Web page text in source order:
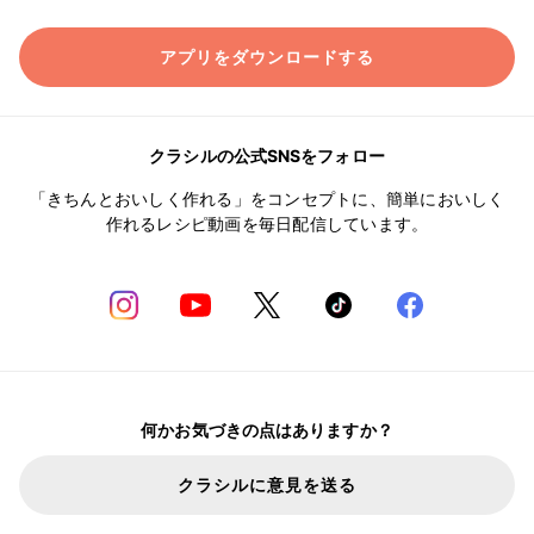
アプリをダウンロードする
クラシルの公式SNSをフォロー
「きちんとおいしく作れる」をコンセプトに、簡単においしく
作れるレシピ動画を毎日配信しています。
何かお気づきの点はありますか？
クラシルに意見を送る